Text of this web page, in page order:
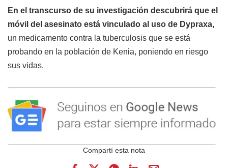
En el transcurso de su investigación descubrirá que el
móvil del asesinato está vinculado al uso de Dypraxa,
un medicamento contra la tuberculosis que se está
probando en la población de Kenia, poniendo en riesgo
sus vidas.